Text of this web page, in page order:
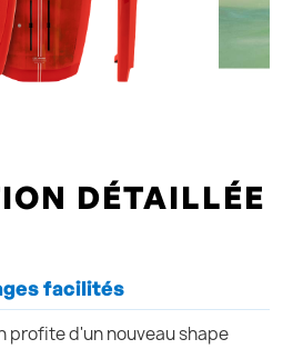
DÉTAILLÉE
facilités
profite d'un nouveau shape